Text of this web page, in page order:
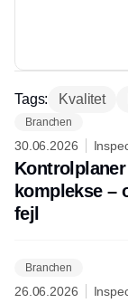
Tags: Kvalitet
Branchen
30.06.2026
komplekse –
fejl
Branchen
26.06.2026